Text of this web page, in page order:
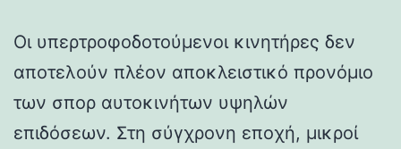
Οι υπερτροφοδοτούμενοι κινητήρες δεν
αποτελούν πλέον αποκλειστικό προνόμιο
των σπορ αυτοκινήτων υψηλών
επιδόσεων. Στη σύγχρονη εποχή, μικροί